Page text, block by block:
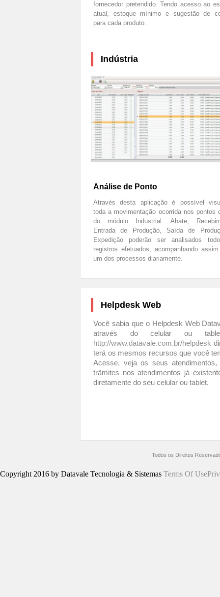
fornecedor pretendido. Tendo acesso ao
atual, estoque mínimo e sugestão de
para cada produto.
Indústria
Análise de Ponto
Através desta aplicação é possível
toda a movimentação ocorrida nos pontos
do módulo Industrial. Abate,
Entrada de Produção, Saída de
Expedição poderão ser analisados
registros efetuados, acompanhando
um dos processos diariamente.
Helpdesk Web
Você sabia que o Helpdesk Web
através do celular ou
http://www.datavale.com.br/helpdesk
terá os mesmos recursos que você
Acesse, veja os seus
trâmites nos atendimentos já
diretamente do seu celular ou tablet.
Todos os Direitos
Copyright 2016 by Datavale Tecnologia & Sistemas Terms Of Use